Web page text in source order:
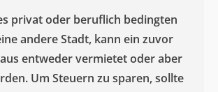
privat oder beruflich bedingten
andere Stadt, kann ein zuvor
entweder vermietet oder aber
Um Steuern zu sparen, sollte